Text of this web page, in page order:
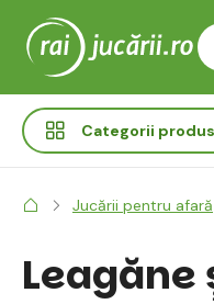
Categorii
Jucării pentru afară
Leagăne